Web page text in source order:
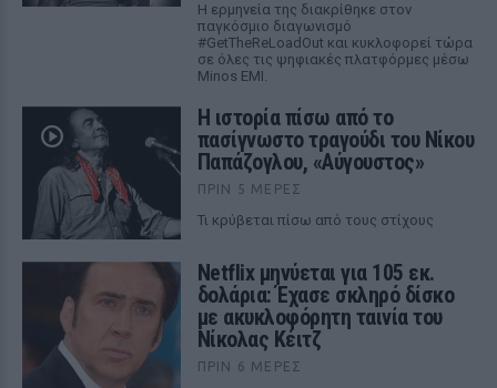
Η ερμηνεία της διακρίθηκε στον
παγκόσμιο διαγωνισμό
#GetTheReLoadOut και κυκλοφορεί τώρα
σε όλες τις ψηφιακές πλατφόρμες μέσω
Minos EMI.
Η ιστορία πίσω από το
πασίγνωστο τραγούδι του Νίκου
Παπάζογλου, «Αύγουστος»
ΠΡΙΝ 5 ΜΈΡΕΣ
Τι κρύβεται πίσω από τους στίχους
Netflix μηνύεται για 105 εκ.
δολάρια: Έχασε σκληρό δίσκο
με ακυκλοφόρητη ταινία του
Νίκολας Κέιτζ
ΠΡΙΝ 6 ΜΈΡΕΣ